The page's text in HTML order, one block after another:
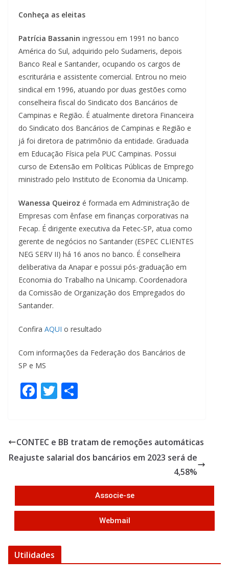
Conheça as eleitas
Patrícia Bassanin ingressou em 1991 no banco
América do Sul, adquirido pelo Sudameris, depois
Banco Real e Santander, ocupando os cargos de
escriturária e assistente comercial. Entrou no meio
sindical em 1996, atuando por duas gestões como
conselheira fiscal do Sindicato dos Bancários de
Campinas e Região. É atualmente diretora Financeira
do Sindicato dos Bancários de Campinas e Região e
já foi diretora de patrimônio da entidade. Graduada
em Educação Física pela PUC Campinas. Possui
curso de Extensão em Políticas Públicas de Emprego
ministrado pelo Instituto de Economia da Unicamp.
Wanessa Queiroz é formada em Administração de
Empresas com ênfase em finanças corporativas na
Fecap. É dirigente executiva da Fetec-SP, atua como
gerente de negócios no Santander (ESPEC CLIENTES
NEG SERV II) há 16 anos no banco. É conselheira
deliberativa da Anapar e possui pós-graduação em
Economia do Trabalho na Unicamp. Coordenadora
da Comissão de Organização dos Empregados do
Santander.
Confira AQUI o resultado
Com informações da Federação dos Bancários de
SP e MS
F
b
o
k
T
er e
CONTEC e BB tratam de remoções automáticas
Reajuste salarial dos bancários em 2023 será de
4,58%
Associe-se
Webmail
Utilidades